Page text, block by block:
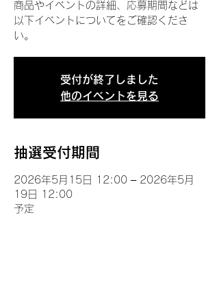
商品やイベントの詳細、応募期間などは
以下イベントについてをご確認くださ
い。
受付が終了しました
他のイベントを見る
抽選受付期間
2026年5月15日 12:00 – 2026年5月
19日 12:00
予定